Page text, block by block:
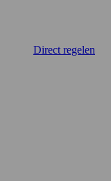
Direct regelen